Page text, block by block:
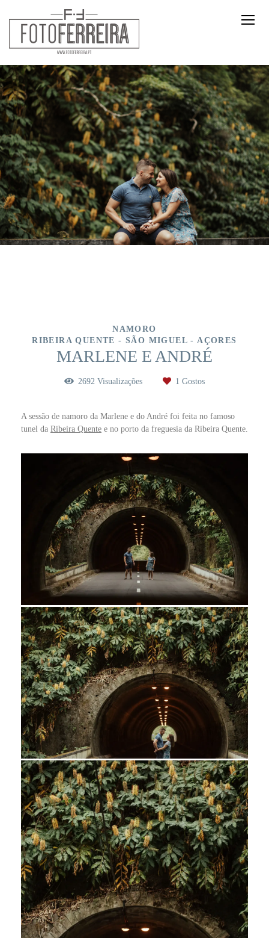
NAMORO
RIBEIRA QUENTE - SÃO MIGUEL - AÇORES
MARLENE E ANDRÉ
2692 Visualizações 1 Gostos
A sessão de namoro da Marlene e do André foi feita no famoso
tunel da Ribeira Quente e no porto da freguesia da Ribeira Quente.